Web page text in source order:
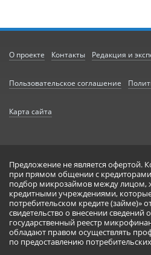
О проекте Контакты Редакция и
Пользовательское соглашение
Карта сайта
Предложение не является офертой.
при прямом общении с
подбор микрозаймов между лицом,
кредитными учреждениями,
потребительском кредите (займе)»
свидетельство о внесении
государственный реестр
обладают правом осуществлять
по предоставлению